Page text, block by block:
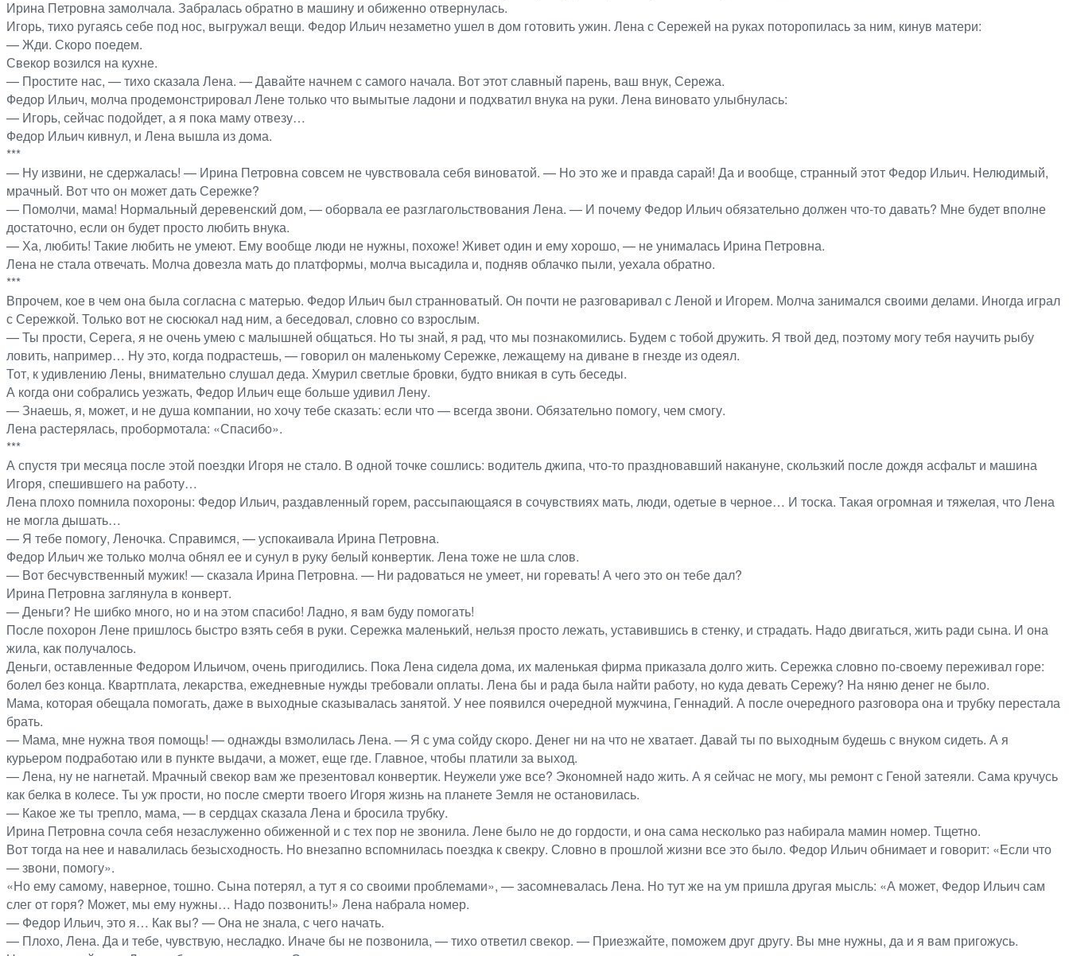
Ирина Петровна замолчала. Забралась обратно в машину и обиженно отвернулась.
Игорь, тихо ругаясь себе под нос, выгружал вещи. Федор Ильич незаметно ушел в дом готовить ужин. Лена с Сережей на руках поторопилась за ним, кинув матери:
— Жди. Скоро поедем.
Свекор возился на кухне.
— Простите нас, — тихо сказала Лена. — Давайте начнем с самого начала. Вот этот славный парень, ваш внук, Сережа.
Федор Ильич, молча продемонстрировал Лене только что вымытые ладони и подхватил внука на руки. Лена виновато улыбнулась:
— Игорь, сейчас подойдет, а я пока маму отвезу…
Федор Ильич кивнул, и Лена вышла из дома.
***
— Ну извини, не сдержалась! — Ирина Петровна совсем не чувствовала себя виноватой. — Но это же и правда сарай! Да и вообще, странный этот Федор Ильич. Нелюдимый,
мрачный. Вот что он может дать Сережке?
— Помолчи, мама! Нормальный деревенский дом, — оборвала ее разглагольствования Лена. — И почему Федор Ильич обязательно должен что-то давать? Мне будет вполне
достаточно, если он будет просто любить внука.
— Ха, любить! Такие любить не умеют. Ему вообще люди не нужны, похоже! Живет один и ему хорошо, — не унималась Ирина Петровна.
Лена не стала отвечать. Молча довезла мать до платформы, молча высадила и, подняв облачко пыли, уехала обратно.
***
Впрочем, кое в чем она была согласна с матерью. Федор Ильич был странноватый. Он почти не разговаривал с Леной и Игорем. Молча занимался своими делами. Иногда играл
с Сережкой. Только вот не сюсюкал над ним, а беседовал, словно со взрослым.
— Ты прости, Серега, я не очень умею с малышней общаться. Но ты знай, я рад, что мы познакомились. Будем с тобой дружить. Я твой дед, поэтому могу тебя научить рыбу
ловить, например… Ну это, когда подрастешь, — говорил он маленькому Сережке, лежащему на диване в гнезде из одеял.
Тот, к удивлению Лены, внимательно слушал деда. Хмурил светлые бровки, будто вникая в суть беседы.
А когда они собрались уезжать, Федор Ильич еще больше удивил Лену.
— Знаешь, я, может, и не душа компании, но хочу тебе сказать: если что — всегда звони. Обязательно помогу, чем смогу.
Лена растерялась, пробормотала: «Спасибо».
***
А спустя три месяца после этой поездки Игоря не стало. В одной точке сошлись: водитель джипа, что-то праздновавший накануне, скользкий после дождя асфальт и машина
Игоря, спешившего на работу…
Лена плохо помнила похороны: Федор Ильич, раздавленный горем, рассыпающаяся в сочувствиях мать, люди, одетые в черное… И тоска. Такая огромная и тяжелая, что Лена
не могла дышать…
— Я тебе помогу, Леночка. Справимся, — успокаивала Ирина Петровна.
Федор Ильич же только молча обнял ее и сунул в руку белый конвертик. Лена тоже не шла слов.
— Вот бесчувственный мужик! — сказала Ирина Петровна. — Ни радоваться не умеет, ни горевать! А чего это он тебе дал?
Ирина Петровна заглянула в конверт.
— Деньги? Не шибко много, но и на этом спасибо! Ладно, я вам буду помогать!
После похорон Лене пришлось быстро взять себя в руки. Сережка маленький, нельзя просто лежать, уставившись в стенку, и страдать. Надо двигаться, жить ради сына. И она
жила, как получалось.
Деньги, оставленные Федором Ильичом, очень пригодились. Пока Лена сидела дома, их маленькая фирма приказала долго жить. Сережка словно по-своему переживал горе:
болел без конца. Квартплата, лекарства, ежедневные нужды требовали оплаты. Лена бы и рада была найти работу, но куда девать Сережу? На няню денег не было.
Мама, которая обещала помогать, даже в выходные сказывалась занятой. У нее появился очередной мужчина, Геннадий. А после очередного разговора она и трубку перестала
брать.
— Мама, мне нужна твоя помощь! — однажды взмолилась Лена. — Я с ума сойду скоро. Денег ни на что не хватает. Давай ты по выходным будешь с внуком сидеть. А я
курьером подработаю или в пункте выдачи, а может, еще где. Главное, чтобы платили за выход.
— Лена, ну не нагнетай. Мрачный свекор вам же презентовал конвертик. Неужели уже все? Экономней надо жить. А я сейчас не могу, мы ремонт с Геной затеяли. Сама кручусь
как белка в колесе. Ты уж прости, но после смерти твоего Игоря жизнь на планете Земля не остановилась.
— Какое же ты трепло, мама, — в сердцах сказала Лена и бросила трубку.
Ирина Петровна сочла себя незаслуженно обиженной и с тех пор не звонила. Лене было не до гордости, и она сама несколько раз набирала мамин номер. Тщетно.
Вот тогда на нее и навалилась безысходность. Но внезапно вспомнилась поездка к свекру. Словно в прошлой жизни все это было. Федор Ильич обнимает и говорит: «Если что
— звони, помогу».
«Но ему самому, наверное, тошно. Сына потерял, а тут я со своими проблемами», — засомневалась Лена. Но тут же на ум пришла другая мысль: «А может, Федор Ильич сам
слег от горя? Может, мы ему нужны… Надо позвонить!» Лена набрала номер.
— Федор Ильич, это я… Как вы? — Она не знала, с чего начать.
— Плохо, Лена. Да и тебе, чувствую, несладко. Иначе бы не позвонила, — тихо ответил свекор. — Приезжайте, поможем друг другу. Вы мне нужны, да и я вам пригожусь.